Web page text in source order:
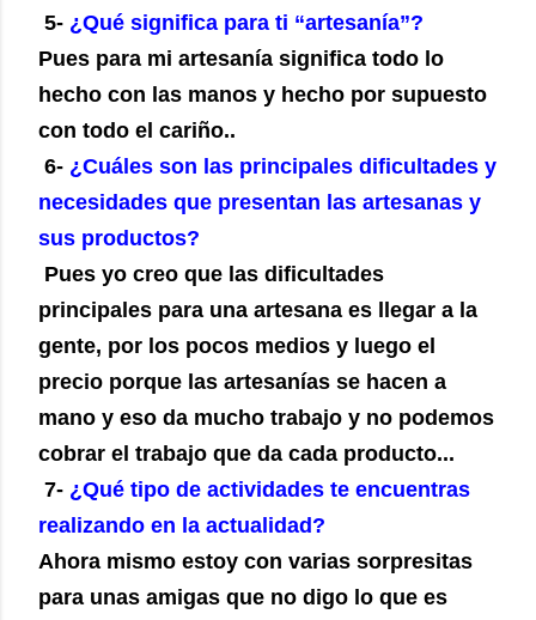
5- ¿Qué significa para ti “artesanía”?
Pues para mi artesanía significa todo lo
hecho con las manos y hecho por supuesto
con todo el cariño..
6- ¿Cuáles son las principales dificultades y
necesidades que presentan las artesanas y
sus productos?
Pues yo creo que las dificultades
principales para una artesana es llegar a la
gente, por los pocos medios y luego el
precio porque las artesanías se hacen a
mano y eso da mucho trabajo y no podemos
cobrar el trabajo que da cada producto...
7- ¿Qué tipo de actividades te encuentras
realizando en la actualidad?
Ahora mismo estoy con varias sorpresitas
para unas amigas que no digo lo que es